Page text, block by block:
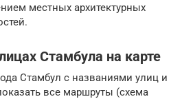
местных архитектурных
Стамбула на карте
Стамбул с названиями улиц и
все маршруты (схема